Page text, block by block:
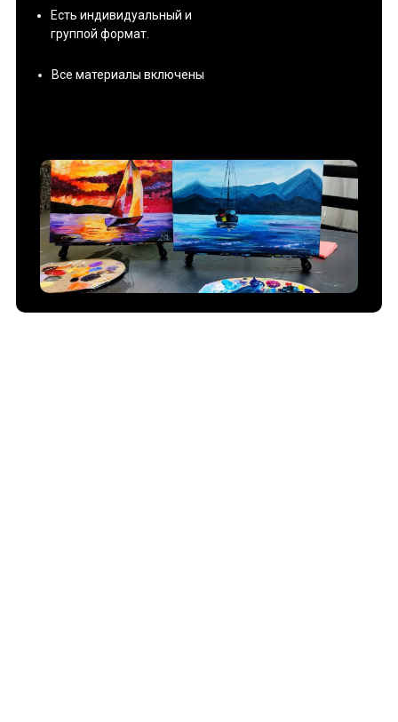
Есть индивидуальный и
группой формат.
Все материалы включены